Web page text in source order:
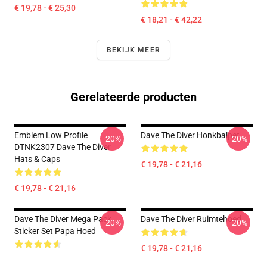
€ 19,78 - € 25,30
€ 18,21 - € 42,22
BEKIJK MEER
Gerelateerde producten
Emblem Low Profile
DTNK2307 Dave The Diver
Hats & Caps
€ 19,78 - € 21,16
-20% Dave The Diver Honkbalpet
€ 19,78 - € 21,16
-20%
Dave The Diver Mega Pack
Sticker Set Papa Hoed
-20% Dave The Diver Ruimtehoed
€ 19,78 - € 21,16
-20%